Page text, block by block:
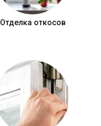
Отделка откосов